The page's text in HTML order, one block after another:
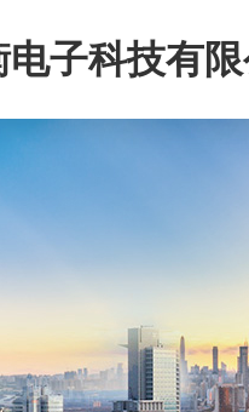
子科技有